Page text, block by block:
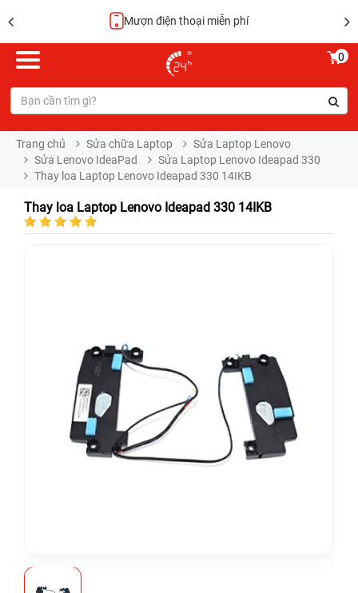
Mượn điện thoại miễn phí
0
Trang chủ Sửa chữa Laptop
Sửa Laptop Lenovo
Sửa Lenovo IdeaPad
Sửa Laptop Lenovo Ideapad 330
Thay loa Laptop Lenovo Ideapad 330 14IKB
Thay loa Laptop Lenovo Ideapad 330 14IKB